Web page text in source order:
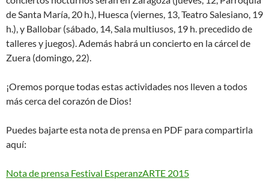
de Santa María, 20 h.), Huesca (viernes, 13, Teatro Salesiano, 19
h.), y Ballobar (sábado, 14, Sala multiusos, 19 h. precedido de
talleres y juegos). Además habrá un concierto en la cárcel de
Zuera (domingo, 22).
¡Oremos porque todas estas actividades nos lleven a todos
más cerca del corazón de Dios!
Puedes bajarte esta nota de prensa en PDF para compartirla
aquí:
Nota de prensa Festival EsperanzARTE 2015